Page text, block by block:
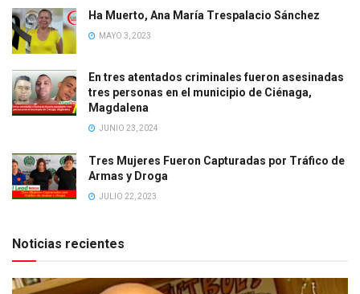
Ha Muerto, Ana María Trespalacio Sánchez
MAYO 3, 2023
En tres atentados criminales fueron asesinadas
tres personas en el municipio de Ciénaga,
Magdalena
JUNIO 23, 2024
Tres Mujeres Fueron Capturadas por Tráfico de
Armas y Droga
JULIO 22, 2023
Noticias recientes